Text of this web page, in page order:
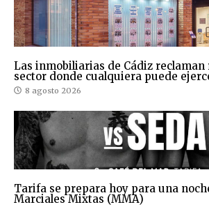
Las inmobiliarias de Cádiz reclaman
sector donde cualquiera puede
8 agosto 2026
Tarifa se prepara hoy para una
Marciales Mixtas (MMA)